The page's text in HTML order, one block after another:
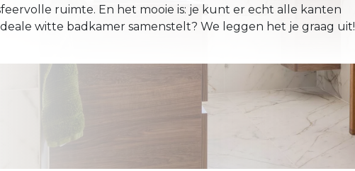
ruimte. En het mooie is: je kunt er echt alle kanten
witte badkamer samenstelt? We leggen het je graag uit!